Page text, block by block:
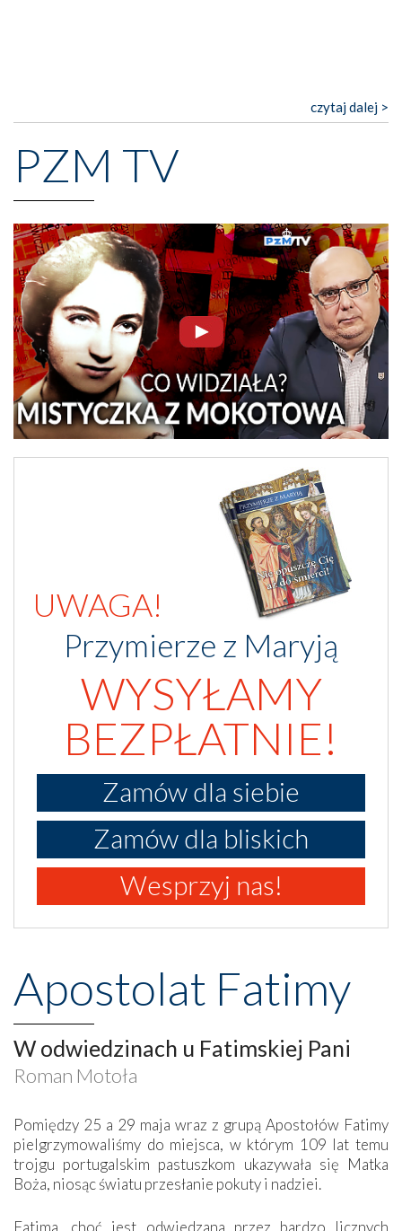
czytaj dalej >
PZM TV
UWAGA!
Przymierze z Maryją
WYSYŁAMY
BEZPŁATNIE!
Zamów dla siebie
Zamów dla bliskich
Wesprzyj nas!
Apostolat Fatimy
W odwiedzinach u Fatimskiej Pani
Roman Motoła
Pomiędzy 25 a 29 maja wraz z grupą Apostołów Fatimy
pielgrzymowaliśmy do miejsca, w którym 109 lat temu
trojgu portugalskim pastuszkom ukazywała się Matka
Boża, niosąc światu przesłanie pokuty i nadziei.
Fatima, choć jest odwiedzana przez bardzo licznych